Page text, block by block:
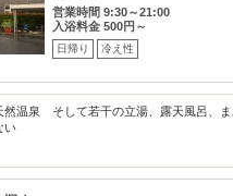
営業時間 9:30～21:00
入浴料金 500円～
日帰り 冷え性
然温泉 そして若干の立湯、露天風呂、
い